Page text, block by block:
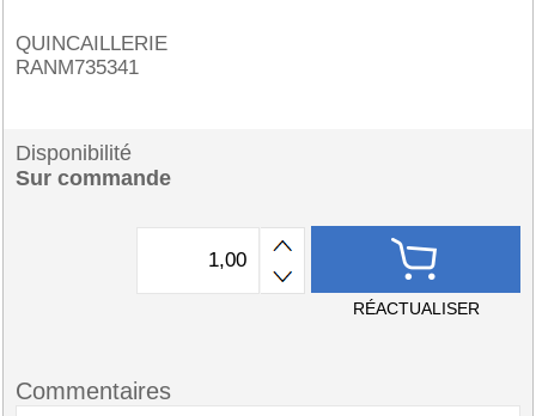
QUINCAILLERIE
RANM735341
Disponibilité
Sur commande
RÉACTUALISER
Commentaires